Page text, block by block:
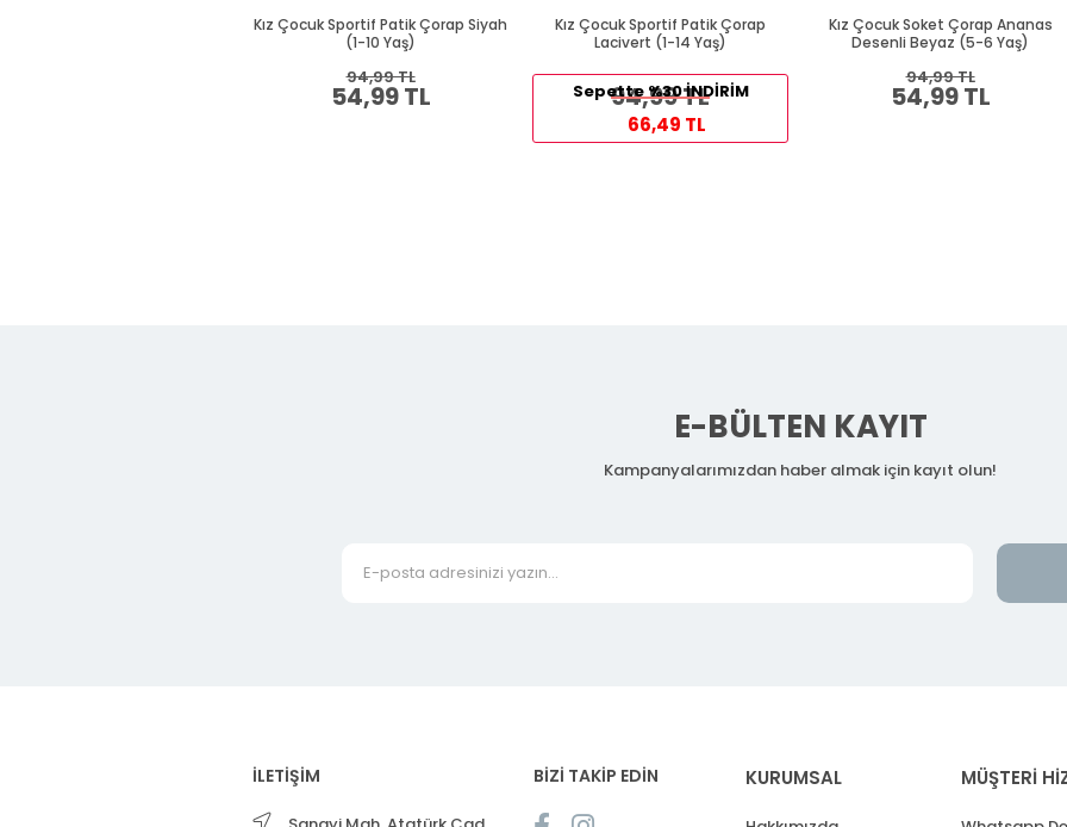
Kız Çocuk Sportif Patik Çorap Siyah
(1-10 Yaş)
54,99 TL
94,99 TL
Kız Çocuk Sportif Patik Çorap
Lacivert (1-14 Yaş)
94,99 TL
Sepette %30 İNDİRİM
66,49 TL
Kız Çocuk Soket Çorap Ananas
Desenli Beyaz (5-6 Yaş)
54,99 TL
94,99 TL
E-BÜLTEN KAYIT
Kampanyalarımızdan haber almak için kayıt olun!
İLETİŞİM BİZİ TAKİP EDİN KURUMSAL MÜŞTERİ